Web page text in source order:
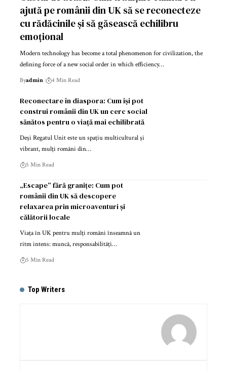
ajută pe românii din UK să se reconecteze
cu rădăcinile și să găsească echilibru
emoțional
Modern technology has become a total phenomenon for civilization, the
defining force of a new social order in which efficiency…
Byadmin 4 Min Read
Reconectare în diaspora: Cum își pot
construi românii din UK un cerc social
sănătos pentru o viață mai echilibrată
Deși Regatul Unit este un spațiu multicultural și
vibrant, mulți români din…
5 Min Read
„Escape” fără granițe: Cum pot
românii din UK să descopere
relaxarea prin microaventuri și
călătorii locale
Viața în UK pentru mulți români înseamnă un
ritm intens: muncă, responsabilități…
5 Min Read
Top Writers